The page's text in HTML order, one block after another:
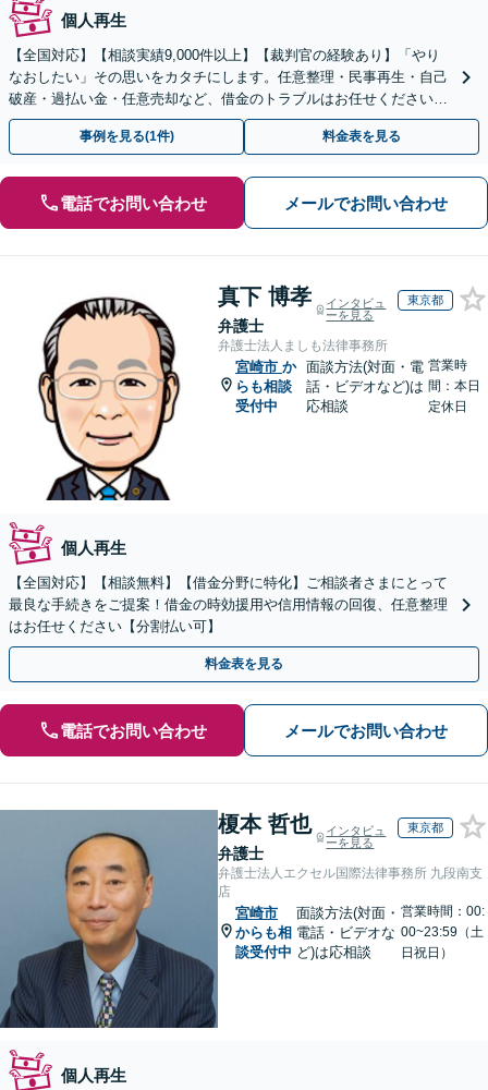
個人再生
【全国対応】【相談実績9,000件以上】【裁判官の経験あり】「やり
なおしたい」その思いをカタチにします。任意整理・民事再生・自己
破産・過払い金・任意売却など、借金のトラブルはお任せください。
【初回相談無料】【全国対応可能】
事例を見る(1件) 料金表を見る
電話でお問い合わせ メールでお問い合わせ
真下 博孝
弁護士
インタビュ
ーを見る
東京都
弁護士法人ましも法律事務所
宮崎市 か
らも相談
受付中
面談方法(対面・電
話・ビデオなど)は
応相談
営業時
間：本日
定休日
個人再生
【全国対応】【相談無料】【借金分野に特化】ご相談者さまにとって
最良な手続きをご提案！借金の時効援用や信用情報の回復、任意整理
はお任せください【分割払い可】
料金表を見る
電話でお問い合わせ メールでお問い合わせ
榎本 哲也
弁護士
インタビュ
ーを見る
東京都
弁護士法人エクセル国際法律事務所 九段南支
店
宮崎市
からも相
談受付中
面談方法(対面・
電話・ビデオな
ど)は応相談
営業時間：00:
00~23:59（土
日祝日）
個人再生